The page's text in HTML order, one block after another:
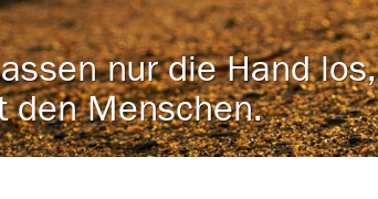
nur die Hand los,
den Menschen.